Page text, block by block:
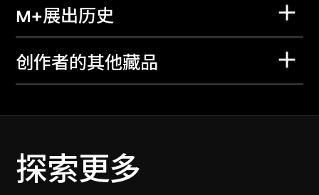
M+展出历史
创作者的其他藏品
探索更多